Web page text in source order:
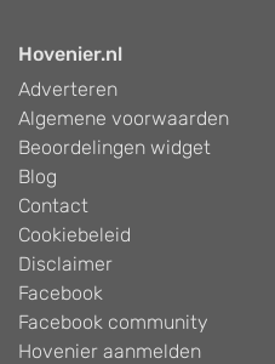
Hovenier.nl
Adverteren
Algemene voorwaarden
Beoordelingen widget
Blog
Contact
Cookiebeleid
Disclaimer
Facebook
Facebook community
Hovenier aanmelden